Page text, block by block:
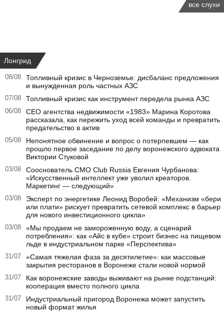
все слухи
Лонгрид
08/08
Топливный кризис в Черноземье: дисбаланс предложения
и вынужденная роль частных АЗС
07/08 Топливный кризис как инструмент передела рынка АЗС
06/08
CEO агентства недвижимости «1983» Марина Коротова
рассказала, как пережить уход всей команды и превратить
предательство в актив
05/08
Непонятное обвинение и вопрос о потерпевшем — как
прошло первое заседание по делу воронежского адвоката
Виктории Стуковой
03/08
Сооснователь CMO Club Russia Евгения Чурбанова:
«Искусственный интеллект уже уволил креаторов.
Маркетинг — следующий»
03/08
Эксперт по энергетике Леонид Воробей: «Механизм «бери
или плати» рискует превратить сетевой комплекс в барьер
для нового инвестиционного цикла»
03/08
«Мы продаем не замороженную воду, а сценарий
потребления»: как «Айс в кубе» строит бизнес на пищевом
льде в индустриальном парке «Перспектива»
31/07
«Самая тяжелая фаза за десятилетие»: как массовые
закрытия ресторанов в Воронеже стали новой нормой
31/07
Как воронежские заводы выживают на рынке подстанций:
кооперация вместо полного цикла
31/07
Индустриальный пригород Воронежа может запустить
новый формат жилья